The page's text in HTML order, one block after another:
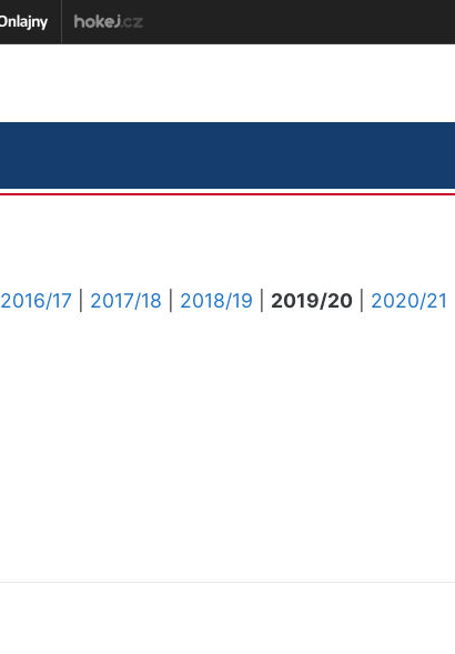
2016/17 2017/18 2018/19 2019/20
2020/21